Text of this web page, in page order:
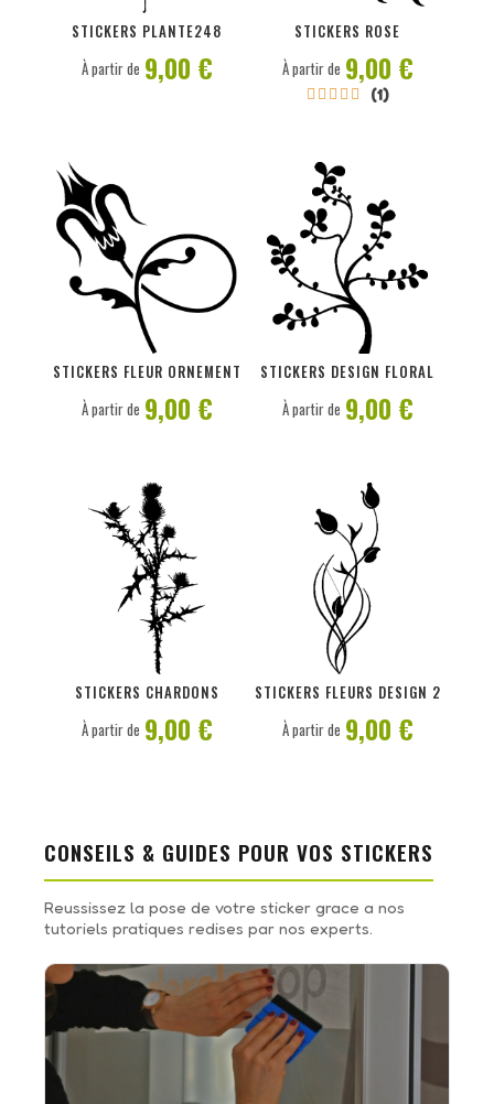
STICKERS PLANTE248
PERSONNALISER
À partir de 9,00 €
STICKERS ROSE
     (1)
PERSONNALISER
À partir de 9,00 €
STICKERS FLEUR ORNEMENT
PERSONNALISER
À partir de 9,00 €
STICKERS DESIGN FLORAL
PERSONNALISER
À partir de 9,00 €
STICKERS CHARDONS
PERSONNALISER
À partir de 9,00 €
STICKERS FLEURS DESIGN 2
PERSONNALISER
À partir de 9,00 €
CONSEILS & GUIDES POUR VOS STICKERS
Reussissez la pose de votre sticker grace a nos
tutoriels pratiques redises par nos experts.